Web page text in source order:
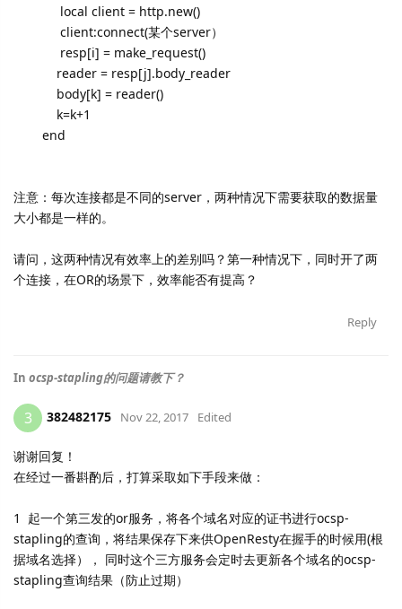
local client = http.new()
client:connect(某个server）
resp[i] = make_request()
reader = resp[j].body_reader
body[k] = reader()
k=k+1
end
注意：每次连接都是不同的server，两种情况下需要获取的数据量
大小都是一样的。
请问，这两种情况有效率上的差别吗？第一种情况下，同时开了两
个连接，在OR的场景下，效率能否有提高？
Reply
In ocsp-stapling的问题请教下？
3 382482175 Nov 22, 2017 Edited
谢谢回复！
在经过一番斟酌后，打算采取如下手段来做：
1 起一个第三发的or服务，将各个域名对应的证书进行ocsp-
stapling的查询，将结果保存下来供OpenResty在握手的时候用(根
据域名选择）， 同时这个三方服务会定时去更新各个域名的ocsp-
stapling查询结果（防止过期）